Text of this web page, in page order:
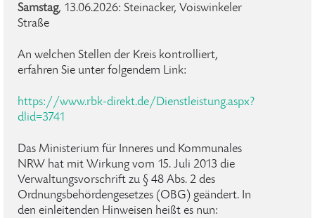
Samstag, 13.06.2026: Steinacker, Voiswinkeler
Straße
An welchen Stellen der Kreis kontrolliert,
erfahren Sie unter folgendem Link:
https://www.rbk-direkt.de/Dienstleistung.aspx?
dlid=3741
Das Ministerium für Inneres und Kommunales
NRW hat mit Wirkung vom 15. Juli 2013 die
Verwaltungsvorschrift zu § 48 Abs. 2 des
Ordnungsbehördengesetzes (OBG) geändert. In
den einleitenden Hinweisen heißt es nun: